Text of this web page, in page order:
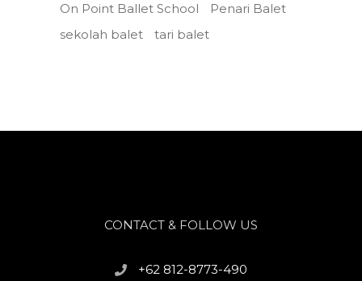
On Point Ballet School
Penari Balet
sekolah balet
tari balet
CONTACT & FOLLOW US
+62 812-8773-490